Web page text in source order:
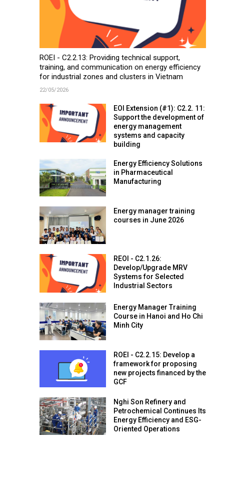
ROEI - C2.2.13: Providing technical support,
training, and communication on energy efficiency
for industrial zones and clusters in Vietnam
22/05/2026
EOI Extension (#1): C2.2. 11:
Support the development of
energy management
systems and capacity
building
Energy Efficiency Solutions
in Pharmaceutical
Manufacturing
Energy manager training
courses in June 2026
REOI - C2.1.26:
Develop/Upgrade MRV
Systems for Selected
Industrial Sectors
Energy Manager Training
Course in Hanoi and Ho Chi
Minh City
ROEI - C2.2.15: Develop a
framework for proposing
new projects financed by the
GCF
Nghi Son Refinery and
Petrochemical Continues Its
Energy Efficiency and ESG-
Oriented Operations